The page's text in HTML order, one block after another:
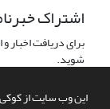
این وب سایت از کوکی
اشتراک
برای دریافت اخبار
شوید.